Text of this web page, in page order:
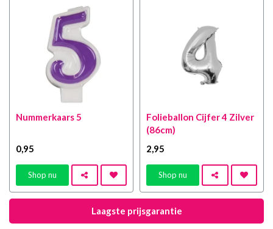
Nummerkaars 5
0 ,95
Shop nu
Folieballon Cijfer 4 Zilver
(86cm)
2 ,95
Shop nu
Laagste prijsgarantie